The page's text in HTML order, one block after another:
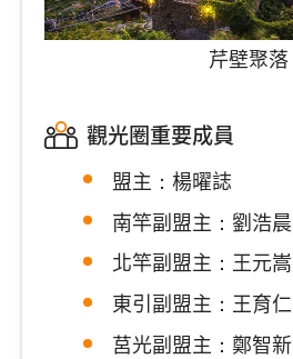
芹壁聚落
觀光圈重要成員
盟主：楊曜誌
南竿副盟主：劉浩晨
北竿副盟主：王元嵩
東引副盟主：王育仁
莒光副盟主：鄭智新